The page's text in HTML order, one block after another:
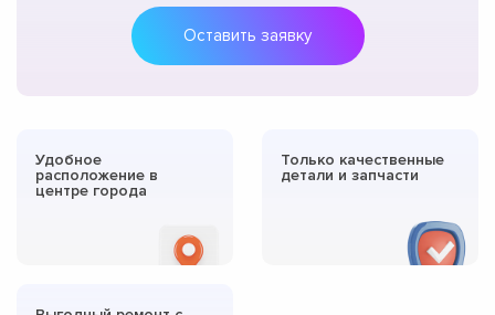
Оставить заявку
Удобное
расположение в
центре города
Только качественные
детали и запчасти